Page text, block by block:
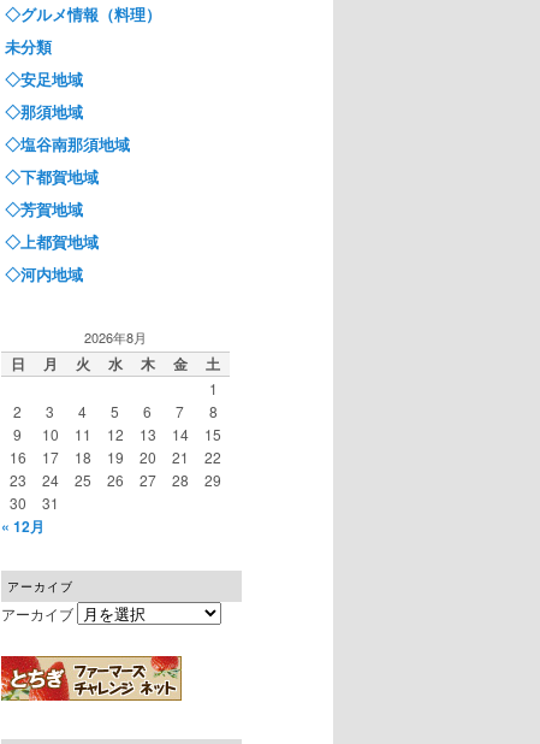
◇グルメ情報（料理）
未分類
◇安足地域
◇那須地域
◇塩谷南那須地域
◇下都賀地域
◇芳賀地域
◇上都賀地域
◇河内地域
2026年8月
日 月 火 水 木 金 土
1
2
3 4 5 6 7
8
9
10 11 12 13 14
15
16
17 18 19 20 21
22
23
24 25 26 27 28
29
30
31
« 12月
アーカイブ
アーカイブ